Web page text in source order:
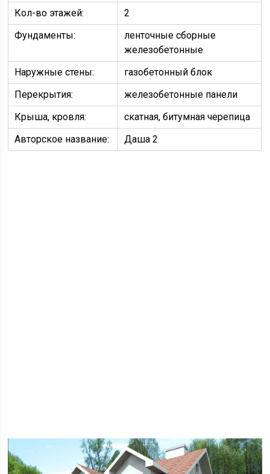
Кол-во этажей:
2
Фундаменты:
ленточные сборные
железобетонные
Наружные стены:
газобетонный блок
Перекрытия:
железобетонные панели
Крыша, кровля:
скатная, битумная черепица
Авторское название:
Даша 2